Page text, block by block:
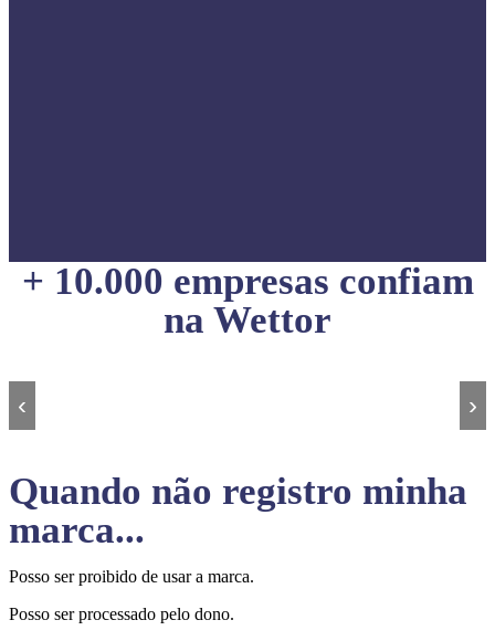
+ 10.000 empresas confiam
na Wettor
‹ ›
Quando não registro minha
marca...
Posso ser proibido de usar a marca.
Posso ser processado pelo dono.